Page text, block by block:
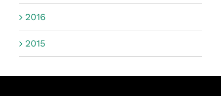
2016
2015